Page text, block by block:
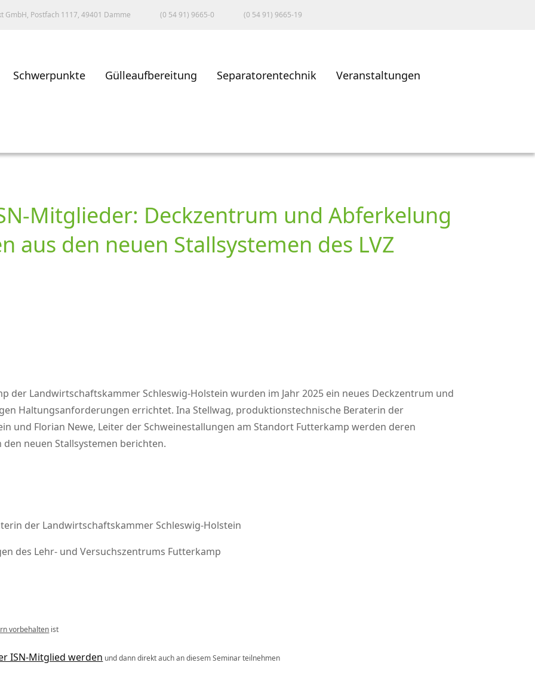
GmbH, Postfach 1117, 49401 Damme (0 54 91) 9665-0 (0 54 91) 9665-19
Schwerpunkte Gülleaufbereitung Separatorentechnik Veranstaltungen
Mitglieder: Deckzentrum und Abferkelung
aus den neuen Stallsystemen des LVZ
der Landwirtschaftskammer Schleswig-Holstein wurden im Jahr 2025 ein neues Deckzentrum und
Haltungsanforderungen errichtet. Ina Stellwag, produktionstechnische Beraterin der
und Florian Newe, Leiter der Schweinestallungen am Standort Futterkamp werden deren
neuen Stallsystemen berichten.
der Landwirtschaftskammer Schleswig-Holstein
des Lehr- und Versuchszentrums Futterkamp
vorbehalten ist
ISN-Mitglied werden und dann direkt auch an diesem Seminar teilnehmen